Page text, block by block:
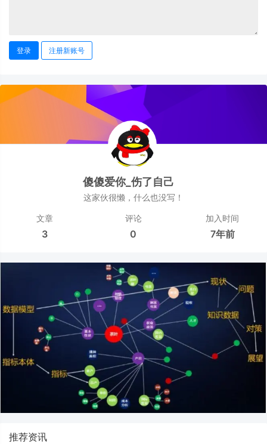
登录 注册新账号
傻傻爱你_伤了自己ゞ
这家伙很懒，什么也没写！
文章
3
评论
0
加入时间
7年前
推荐资讯